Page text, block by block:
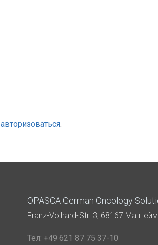
авторизоваться.
OPASCA German Oncology
Franz-Volhard-Str. 3, 68167
Тел: +49 621 87 75 37-10